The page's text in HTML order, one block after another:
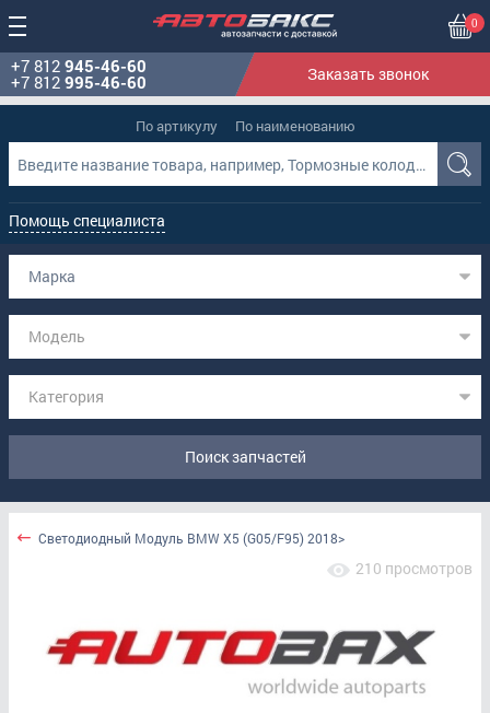
0
+7 812 945-46-60
+7 812 995-46-60 Заказать звонок
По артикулу По наименованию
Помощь специалиста
Марка
Модель
Категория
Поиск запчастей
Светодиодный Модуль BMW X5 (G05/F95) 2018>
210 просмотров